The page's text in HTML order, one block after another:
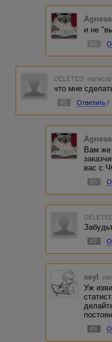
и не
#4
DELETED
что мне
#5 Ответить /
Вам же
вас с
#6
#7
seyl
Уж
#8